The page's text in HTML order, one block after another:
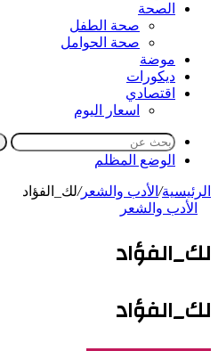
الصحة
صحة الطفل
صحة الحوامل
موضة
ديكورات
اقتصادي
اسعار اليوم
الوضع المظلم
الرئيسية/ الأدب والشعر/لك_الفؤاد
الأدب والشعر
لك_الفؤاد
لك_الفؤاد